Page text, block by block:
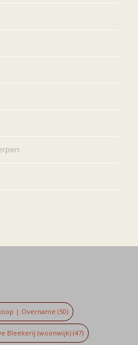
| Overname (50)
Bleekerij (woonwijk) (47)